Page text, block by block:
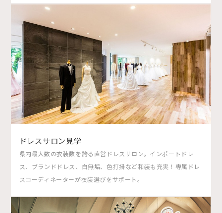
ドレスサロン見学
県内最大数の衣装数を誇る直営ドレスサロン。インポートドレ
ス、ブランドドレス、白無垢、色打掛など和装も充実！専属ドレ
スコーディネーターが衣装選びをサポート。